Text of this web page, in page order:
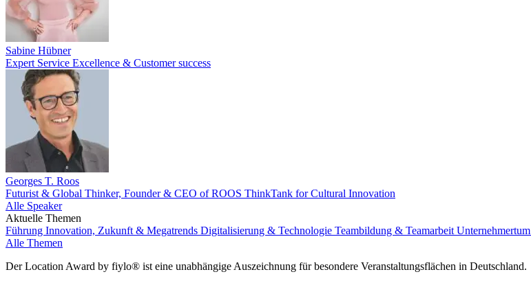
Sabine Hübner
Expert Service Excellence & Customer success
Georges T. Roos
Futurist & Global Thinker, Founder & CEO of ROOS ThinkTank for Cultural Innovation
Alle Speaker
Aktuelle Themen
Führung Innovation, Zukunft & Megatrends Digitalisierung & Technologie Teambildung & Teamarbeit Unternehmertum
Alle Themen
Der Location Award by fiylo® ist eine unabhängige Auszeichnung für besondere Veranstaltungsflächen in Deutschland.